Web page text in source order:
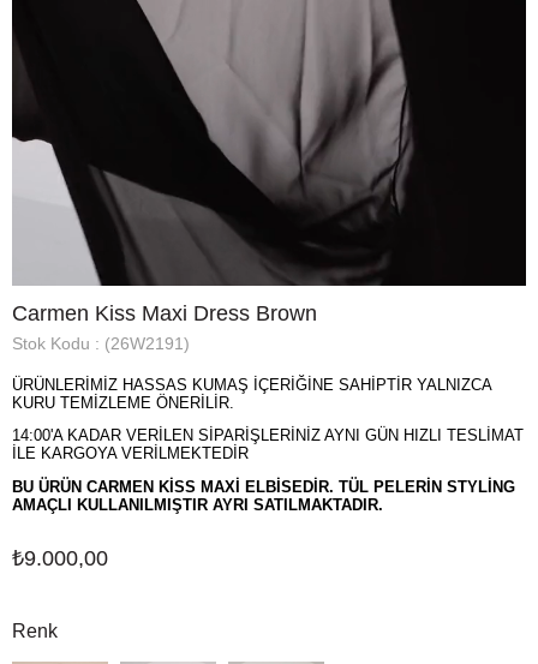
Carmen Kiss Maxi Dress Brown
Stok Kodu (26W2191)
ÜRÜNLERİMİZ HASSAS KUMAŞ İÇERİĞİNE SAHİPTİR YALNIZCA
KURU TEMİZLEME ÖNERİLİR.
14:00'A KADAR VERİLEN SİPARİŞLERİNİZ AYNI GÜN HIZLI TESLİMAT
İLE KARGOYA VERİLMEKTEDİR
BU ÜRÜN CARMEN KİSS MAXİ ELBİSEDİR. TÜL PELERİN STYLİNG
AMAÇLI KULLANILMIŞTIR AYRI SATILMAKTADIR.
₺9.000,00
Renk